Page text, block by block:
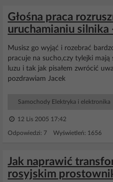
Głośna praca
uruchamianiu silnika
Musisz go wyjąć i rozebrać
pracuje na sucho,czy tylejki mają
luzu i tak jak pisałem zwrócić
pozdrawiam Jacek
Samochody Elektryka i elektronika
12 Lis 2005 17:42
Odpowiedzi: 7 Wyświetleń: 1656
Jak naprawić
rosyjskim